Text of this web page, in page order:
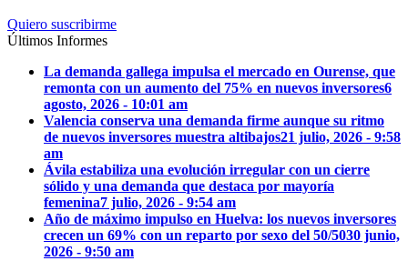
Quiero suscribirme
Últimos Informes
La demanda gallega impulsa el mercado en Ourense, que
remonta con un aumento del 75% en nuevos inversores6
agosto, 2026 - 10:01 am
Valencia conserva una demanda firme aunque su ritmo
de nuevos inversores muestra altibajos21 julio, 2026 - 9:58
am
Ávila estabiliza una evolución irregular con un cierre
sólido y una demanda que destaca por mayoría
femenina7 julio, 2026 - 9:54 am
Año de máximo impulso en Huelva: los nuevos inversores
crecen un 69% con un reparto por sexo del 50/5030 junio,
2026 - 9:50 am